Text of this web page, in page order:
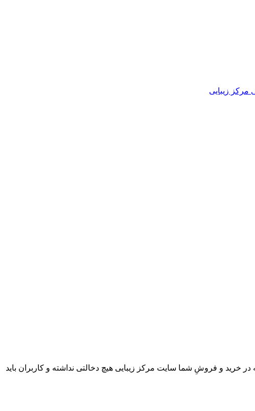
خرید و فروشِ شما سایت مرکز زیبایی هیچ دخالتی نداشته و کاربران باید